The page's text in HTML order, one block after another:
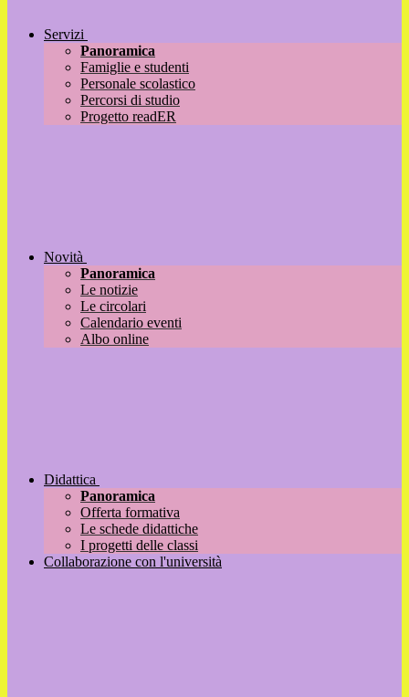
Servizi
Panoramica
Famiglie e studenti
Personale scolastico
Percorsi di studio
Progetto readER
Novità
Panoramica
Le notizie
Le circolari
Calendario eventi
Albo online
Didattica
Panoramica
Offerta formativa
Le schede didattiche
I progetti delle classi
Collaborazione con l'università